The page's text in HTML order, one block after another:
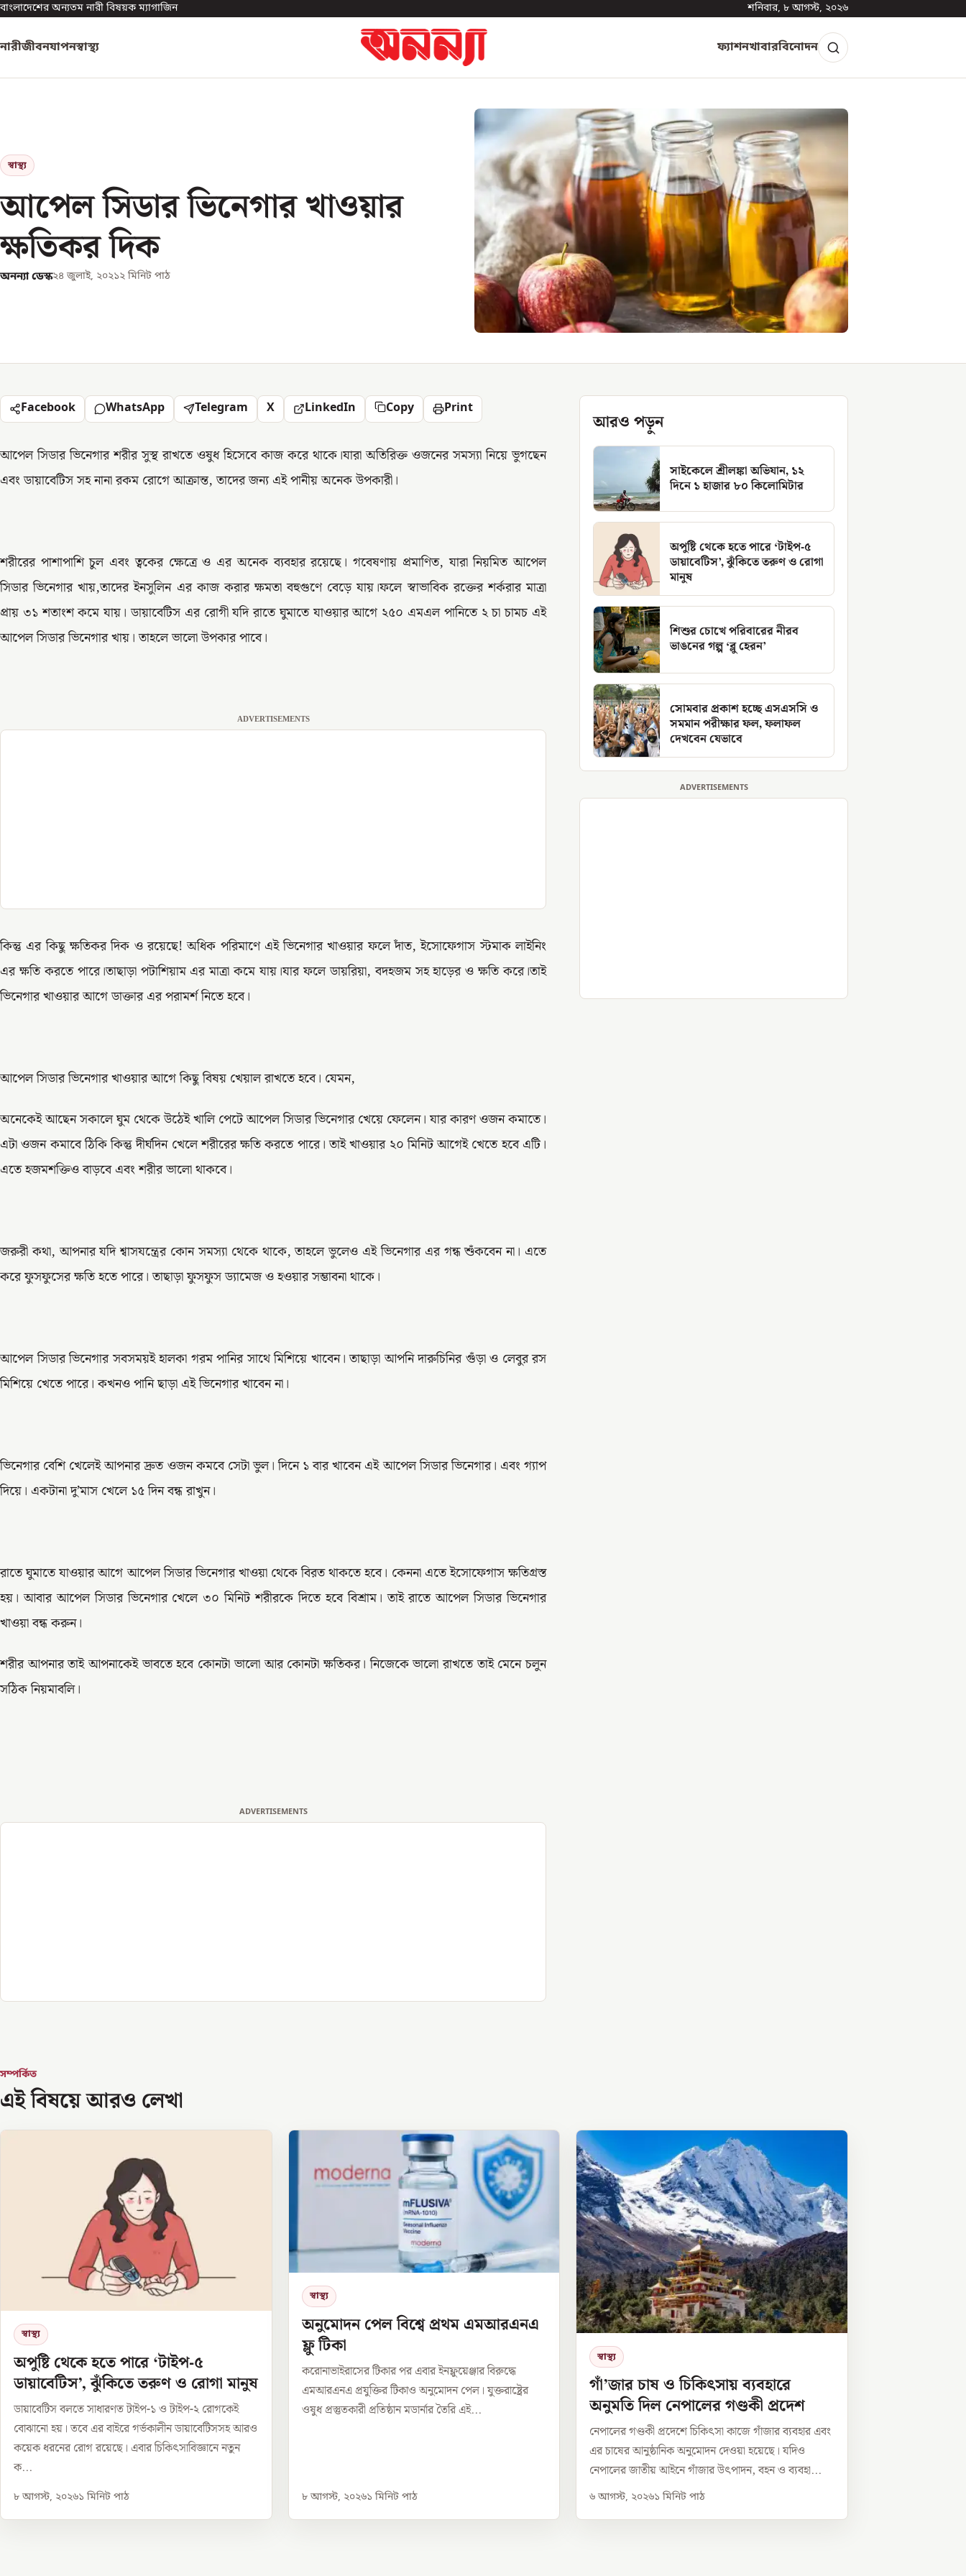
বাংলাদেশের অন্যতম নারী বিষয়ক ম্যাগাজিন শনিবার, ৮ আগস্ট, ২০২৬
নারীজীবনযাপনস্বাস্থ্য ফ্যাশনখাবারবিনোদন
স্বাস্থ্য
আপেল সিডার ভিনেগার খাওয়ার
ক্ষতিকর দিক
অনন্যা ডেস্ক২৪ জুলাই, ২০২১২ মিনিট পাঠ
Facebook WhatsApp Telegram X LinkedIn Copy Print
আপেল সিডার ভিনেগার শরীর সুস্থ রাখতে ওষুধ হিসেবে কাজ করে থাকে।যারা অতিরিক্ত ওজনের সমস্যা নিয়ে ভুগছেন
এবং ডায়াবেটিস সহ নানা রকম রোগে আক্রান্ত, তাদের জন্য এই পানীয় অনেক উপকারী।
শরীরের পাশাপাশি চুল এবং ত্বকের ক্ষেত্রে ও এর অনেক ব্যবহার রয়েছে। গবেষণায় প্রমাণিত, যারা নিয়মিত আপেল
সিডার ভিনেগার খায়,তাদের ইনসুলিন এর কাজ করার ক্ষমতা বহুগুণে বেড়ে যায়।ফলে স্বাভাবিক রক্তের শর্করার মাত্রা
প্রায় ৩১ শতাংশ কমে যায়। ডায়াবেটিস এর রোগী যদি রাতে ঘুমাতে যাওয়ার আগে ২৫০ এমএল পানিতে ২ চা চামচ এই
আপেল সিডার ভিনেগার খায়। তাহলে ভালো উপকার পাবে।
ADVERTISEMENTS
কিন্তু এর কিছু ক্ষতিকর দিক ও রয়েছে! অধিক পরিমাণে এই ভিনেগার খাওয়ার ফলে দাঁত, ইসোফেগাস স্টমাক লাইনিং
এর ক্ষতি করতে পারে।তাছাড়া পটাশিয়াম এর মাত্রা কমে যায়।যার ফলে ডায়রিয়া, বদহজম সহ হাড়ের ও ক্ষতি করে।তাই
ভিনেগার খাওয়ার আগে ডাক্তার এর পরামর্শ নিতে হবে।
আপেল সিডার ভিনেগার খাওয়ার আগে কিছু বিষয় খেয়াল রাখতে হবে। যেমন,
অনেকেই আছেন সকালে ঘুম থেকে উঠেই খালি পেটে আপেল সিডার ভিনেগার খেয়ে ফেলেন। যার কারণ ওজন কমাতে।
এটা ওজন কমাবে ঠিকি কিন্তু দীর্ঘদিন খেলে শরীরের ক্ষতি করতে পারে। তাই খাওয়ার ২০ মিনিট আগেই খেতে হবে এটি।
এতে হজমশক্তিও বাড়বে এবং শরীর ভালো থাকবে।
জরুরী কথা, আপনার যদি শ্বাসযন্ত্রের কোন সমস্যা থেকে থাকে, তাহলে ভুলেও এই ভিনেগার এর গন্ধ শুঁকবেন না। এতে
করে ফুসফুসের ক্ষতি হতে পারে। তাছাড়া ফুসফুস ড্যামেজ ও হওয়ার সম্ভাবনা থাকে।
আপেল সিডার ভিনেগার সবসময়ই হালকা গরম পানির সাথে মিশিয়ে খাবেন। তাছাড়া আপনি দারুচিনির গুঁড়া ও লেবুর রস
মিশিয়ে খেতে পারে। কখনও পানি ছাড়া এই ভিনেগার খাবেন না।
ভিনেগার বেশি খেলেই আপনার দ্রুত ওজন কমবে সেটা ভুল। দিনে ১ বার খাবেন এই আপেল সিডার ভিনেগার। এবং গ্যাপ
দিয়ে। একটানা দু’মাস খেলে ১৫ দিন বন্ধ রাখুন।
রাতে ঘুমাতে যাওয়ার আগে আপেল সিডার ভিনেগার খাওয়া থেকে বিরত থাকতে হবে। কেননা এতে ইসোফেগাস ক্ষতিগ্রস্ত
হয়। আবার আপেল সিডার ভিনেগার খেলে ৩০ মিনিট শরীরকে দিতে হবে বিশ্রাম। তাই রাতে আপেল সিডার ভিনেগার
খাওয়া বন্ধ করুন।
শরীর আপনার তাই আপনাকেই ভাবতে হবে কোনটা ভালো আর কোনটা ক্ষতিকর। নিজেকে ভালো রাখতে তাই মেনে চলুন
সঠিক নিয়মাবলি।
ADVERTISEMENTS
আরও পড়ুন
সাইকেলে শ্রীলঙ্কা অভিযান, ১২
দিনে ১ হাজার ৮০ কিলোমিটার
অপুষ্টি থেকে হতে পারে ‘টাইপ-৫
ডায়াবেটিস’, ঝুঁকিতে তরুণ ও রোগা
মানুষ
শিশুর চোখে পরিবারের নীরব
ভাঙনের গল্প ‘ব্লু হেরন’
সোমবার প্রকাশ হচ্ছে এসএসসি ও
সমমান পরীক্ষার ফল, ফলাফল
দেখবেন যেভাবে
ADVERTISEMENTS
সম্পর্কিত
এই বিষয়ে আরও লেখা
স্বাস্থ্য
অপুষ্টি থেকে হতে পারে ‘টাইপ-৫
ডায়াবেটিস’, ঝুঁকিতে তরুণ ও রোগা মানুষ
ডায়াবেটিস বলতে সাধারণত টাইপ-১ ও টাইপ-২ রোগকেই
বোঝানো হয়। তবে এর বাইরে গর্ভকালীন ডায়াবেটিসসহ আরও
কয়েক ধরনের রোগ রয়েছে। এবার চিকিৎসাবিজ্ঞানে নতুন
ক...
৮ আগস্ট, ২০২৬১ মিনিট পাঠ
স্বাস্থ্য
অনুমোদন পেল বিশ্বে প্রথম এমআরএনএ
ফ্লু টিকা
করোনাভাইরাসের টিকার পর এবার ইনফ্লুয়েঞ্জার বিরুদ্ধে
এমআরএনএ প্রযুক্তির টিকাও অনুমোদন পেল। যুক্তরাষ্ট্রের
ওষুধ প্রস্তুতকারী প্রতিষ্ঠান মডার্নার তৈরি এই...
৮ আগস্ট, ২০২৬১ মিনিট পাঠ
স্বাস্থ্য
গাঁ’জার চাষ ও চিকিৎসায় ব্যবহারে
অনুমতি দিল নেপালের গণ্ডকী প্রদেশ
নেপালের গণ্ডকী প্রদেশে চিকিৎসা কাজে গাঁজার ব্যবহার এবং
এর চাষের আনুষ্ঠানিক অনুমোদন দেওয়া হয়েছে। যদিও
নেপালের জাতীয় আইনে গাঁজার উৎপাদন, বহন ও ব্যবহা...
৬ আগস্ট, ২০২৬১ মিনিট পাঠ